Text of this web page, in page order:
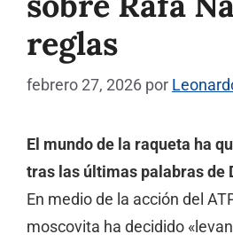
reglas
febrero 27, 2026 por
El mundo de la raqueta ha
tras las últimas palabras de
En medio de la acción del
moscovita ha decidido